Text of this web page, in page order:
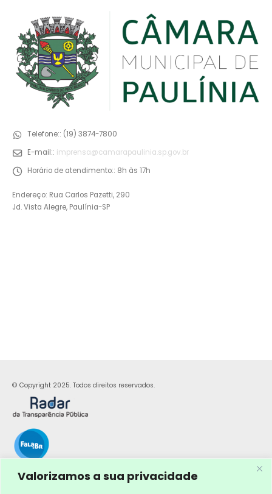
Valorizamos a sua privacidade
Telefone:: (19) 3874-7800
E-mail:: imprensa@camarapaulinia.sp.gov.br
Horário de atendimento:: 8h às 17h
Endereço: Rua Carlos Pazetti, 290
Jd. Vista Alegre, Paulínia-SP
© Copyright 2025. Todos direitos reservados.